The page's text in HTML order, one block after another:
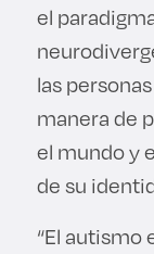
el
las
manera de
el mundo y
de su
“El autismo